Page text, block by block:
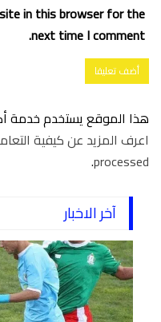
in this browser for the
next time I comment.
هذا الموقع يستخدم خدمة
اعرف المزيد عن كيفية
processed
.
آخر الاخبار